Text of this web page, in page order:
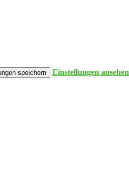
speichern Einstellungen ansehen